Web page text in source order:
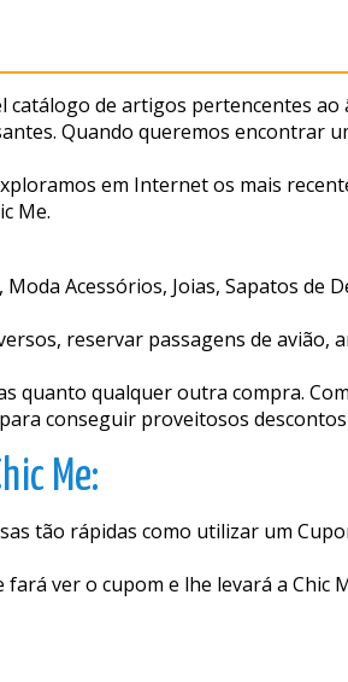
catálogo de artigos pertencentes
Quando queremos encontrar
em Internet os mais
Me.
Acessórios, Joias, Sapatos de
reservar passagens de avião,
quanto qualquer outra compra.
conseguir proveitosos
Me:
tão rápidas como utilizar um
ver o cupom e lhe levará a Chic